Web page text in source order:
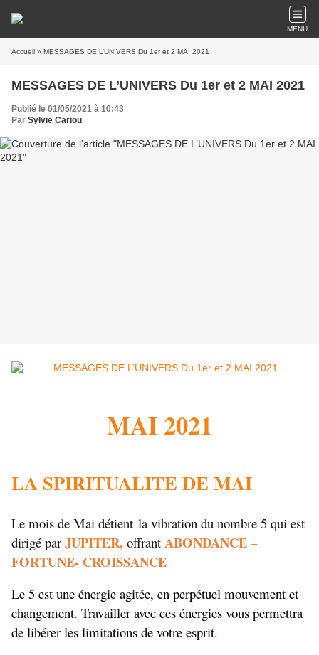
MENU
Accueil » MESSAGES DE L’UNIVERS Du 1er et 2 MAI 2021
MESSAGES DE L’UNIVERS Du 1er et 2 MAI 2021
Publié le 01/05/2021 à 10:43
Par Sylvie Cariou
MAI 2021
LA SPIRITUALITE DE MAI
Le mois de Mai détient la vibration du nombre 5 qui est
dirigé par JUPITER, offrant ABONDANCE –
FORTUNE- CROISSANCE
Le 5 est une énergie agitée, en perpétuel mouvement et
changement. Travailler avec ces énergies vous permettra
de libérer les limitations de votre esprit.